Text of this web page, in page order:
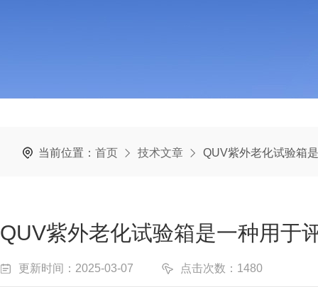
当前位置： 首页 技术文章 QUV紫外老化试验箱
QUV紫外老化试验箱是一种用于
更新时间：2025-03-07 点击次数：1480